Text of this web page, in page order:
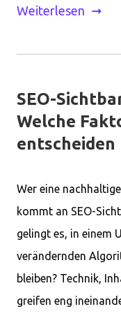
Weiterlesen
SEO-
Welche
entscheiden
Wer eine
kommt an SEO-
gelingt es, in einem
verändernden
bleiben? Technik,
greifen eng